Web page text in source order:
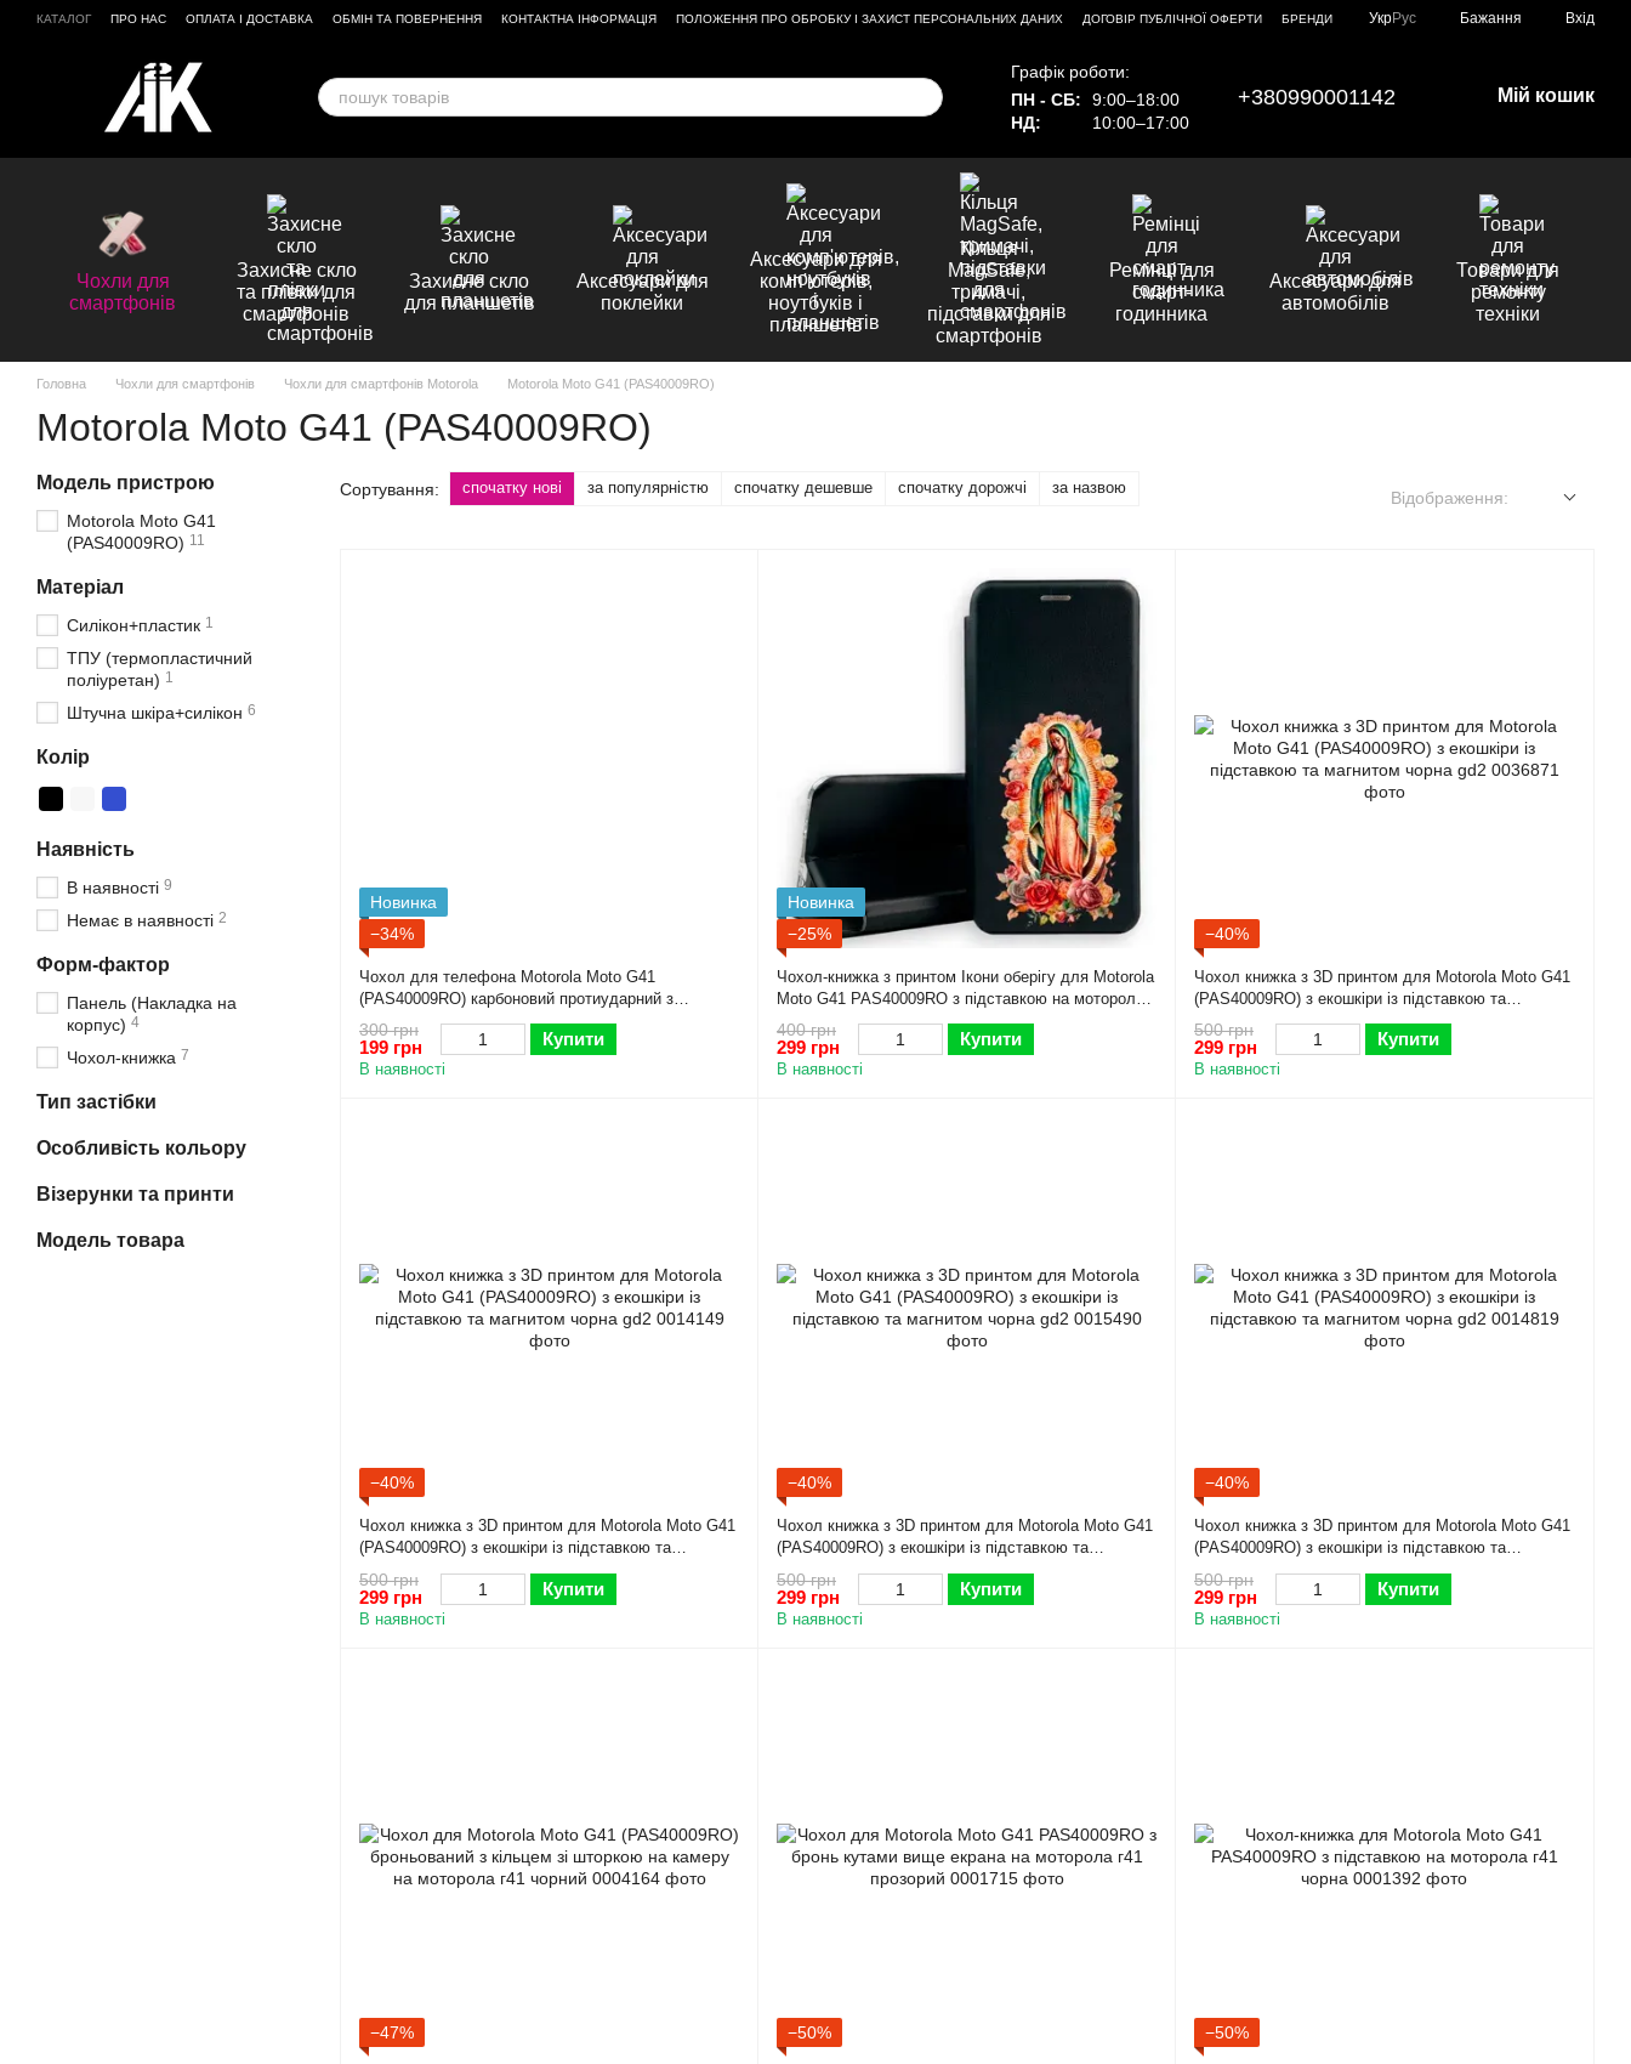
Перейти до основного контенту
КАТАЛОГ ПРО НАС ОПЛАТА І ДОСТАВКА ОБМІН ТА ПОВЕРНЕННЯ КОНТАКТНА ІНФОРМАЦІЯ ПОЛОЖЕННЯ ПРО ОБРОБКУ І ЗАХИСТ ПЕРСОНАЛЬНИХ ДАНИХ ДОГОВІР ПУБЛІЧНОЇ ОФЕРТИ
БРЕНДИ
УкрРус Бажання Вхід
Графік роботи:
ПН - СБ:
9:00–18:00
НД:
10:00–17:00
+380990001142 Мій кошик
Чохли для
смартфонів
Захисне скло
та плівки для
смартфонів
Захисне скло
для планшетів
Аксесуари для
поклейки
Аксесуари для
комп'ютерів,
ноутбуків і
планшетів
Кільця
MagSafe,
тримачі,
підставки для
смартфонів
Ремінці для
смарт-
годинника
Аксесуари для
автомобілів
Товари для
ремонту
техніки
Головна Чохли для смартфонів Чохли для смартфонів Motorola Motorola Moto G41 (PAS40009RO)
Motorola Moto G41 (PAS40009RO)
Сортування: спочатку нові за популярністю спочатку дешевше спочатку дорожчі за назвою
Відображення:
Новинка
−34%
Чохол для телефона Motorola Moto G41
(PAS40009RO) карбоновий протиударний з
високими бортами чорний
300 грн
199 грн Купити
В наявності
Новинка
−25%
Чохол-книжка з принтом Ікони оберігу для Motorola
Moto G41 PAS40009RO з підставкою на моторола
г41 чорна gd1
400 грн
299 грн Купити
В наявності
−40%
Чохол книжка з 3D принтом для Motorola Moto G41
(PAS40009RO) з екошкіри із підставкою та
магнитом чорна gd2
500 грн
299 грн Купити
В наявності
−40%
Чохол книжка з 3D принтом для Motorola Moto G41
(PAS40009RO) з екошкіри із підставкою та
магнитом чорна gd2
500 грн
299 грн Купити
В наявності
−40%
Чохол книжка з 3D принтом для Motorola Moto G41
(PAS40009RO) з екошкіри із підставкою та
магнитом чорна gd2
500 грн
299 грн Купити
В наявності
−40%
Чохол книжка з 3D принтом для Motorola Moto G41
(PAS40009RO) з екошкіри із підставкою та
магнитом чорна gd2
500 грн
299 грн Купити
В наявності
−47% −50% −50%
Модель пристрою
Motorola Moto G41
(PAS40009RO) 11
Матеріал
Силікон+пластик 1
ТПУ (термопластичний
поліуретан) 1
Штучна шкіра+силікон 6
Колір
Наявність
В наявності 9
Немає в наявності 2
Форм-фактор
Панель (Накладка на
корпус) 4
Чохол-книжка 7
Тип застібки
Особливість кольору
Візерунки та принти
Модель товара